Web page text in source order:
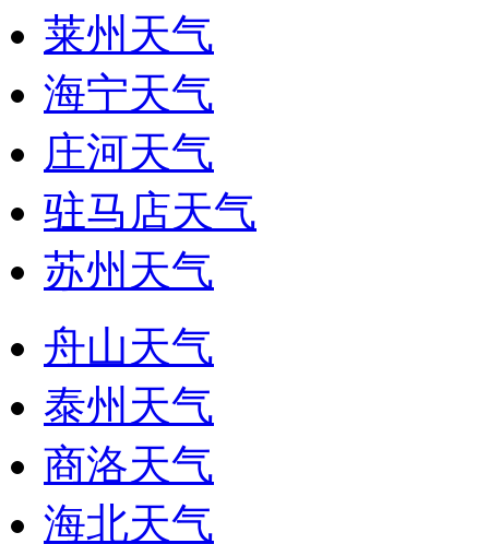
莱州天气
海宁天气
庄河天气
驻马店天气
苏州天气
舟山天气
泰州天气
商洛天气
海北天气